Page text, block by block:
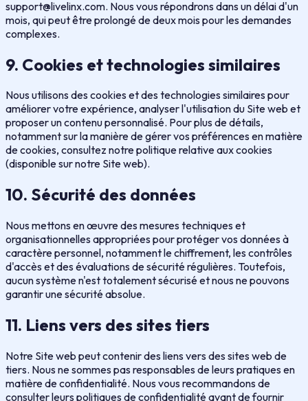
support@livelinx.com. Nous vous répondrons dans un délai d'un
mois, qui peut être prolongé de deux mois pour les demandes
complexes.
9. Cookies et technologies similaires
Nous utilisons des cookies et des technologies similaires pour
améliorer votre expérience, analyser l'utilisation du Site web et
proposer un contenu personnalisé. Pour plus de détails,
notamment sur la manière de gérer vos préférences en matière
de cookies, consultez notre politique relative aux cookies
(disponible sur notre Site web).
10. Sécurité des données
Nous mettons en œuvre des mesures techniques et
organisationnelles appropriées pour protéger vos données à
caractère personnel, notamment le chiffrement, les contrôles
d'accès et des évaluations de sécurité régulières. Toutefois,
aucun système n'est totalement sécurisé et nous ne pouvons
garantir une sécurité absolue.
11. Liens vers des sites tiers
Notre Site web peut contenir des liens vers des sites web de
tiers. Nous ne sommes pas responsables de leurs pratiques en
matière de confidentialité. Nous vous recommandons de
consulter leurs politiques de confidentialité avant de fournir